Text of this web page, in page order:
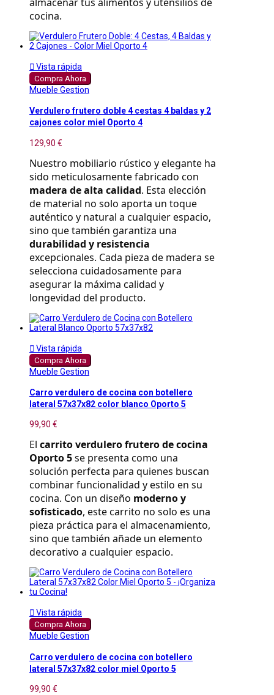
cocina.
 Vista rápida
Compra Ahora
Mueble Gestion
Verdulero frutero doble 4 cestas 4 baldas y 2
cajones color miel Oporto 4
129,90 €
Nuestro mobiliario rústico y elegante ha
madera de alta calidad. Esta elección
de material no solo aporta un toque
auténtico y natural a cualquier espacio,
durabilidad y resistencia
excepcionales. Cada pieza de madera se
selecciona cuidadosamente para
asegurar la máxima calidad y
longevidad del producto.
 Vista rápida
Compra Ahora
Mueble Gestion
Carro verdulero de cocina con botellero
lateral 57x37x82 color blanco Oporto 5
99,90 €
El carrito verdulero frutero de cocina
Oporto 5 se presenta como una
solución perfecta para quienes buscan
combinar funcionalidad y estilo en su
cocina. Con un diseño moderno y
sofisticado, este carrito no solo es una
pieza práctica para el almacenamiento,
sino que también añade un elemento
decorativo a cualquier espacio.
 Vista rápida
Compra Ahora
Mueble Gestion
Carro verdulero de cocina con botellero
lateral 57x37x82 color miel Oporto 5
99,90 €